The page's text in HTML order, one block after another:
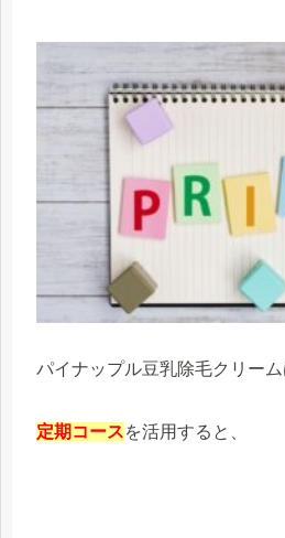
パイナップル豆乳除毛クリー
定期コースを活用すると、